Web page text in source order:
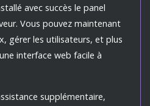
avec succès le panel
Vous pouvez maintenant
gérer les utilisateurs, et plus
interface web facile à
supplémentaire,